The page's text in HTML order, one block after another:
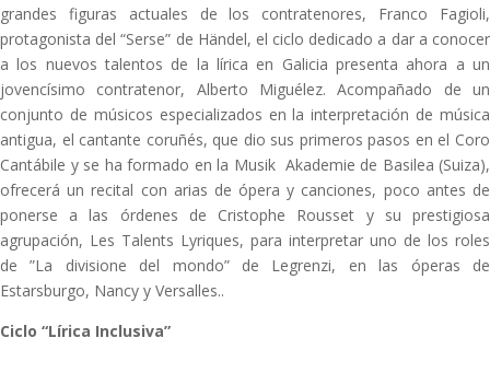
grandes figuras actuales de los contratenores, Franco Fagioli,
protagonista del “Serse” de Händel, el ciclo dedicado a dar a conocer
a los nuevos talentos de la lírica en Galicia presenta ahora a un
jovencísimo contratenor, Alberto Miguélez. Acompañado de un
conjunto de músicos especializados en la interpretación de música
antigua, el cantante coruñés, que dio sus primeros pasos en el Coro
Cantábile y se ha formado en la Musik Akademie de Basilea (Suiza),
ofrecerá un recital con arias de ópera y canciones, poco antes de
ponerse a las órdenes de Cristophe Rousset y su prestigiosa
agrupación, Les Talents Lyriques, para interpretar uno de los roles
de ”La divisione del mondo” de Legrenzi, en las óperas de
Estarsburgo, Nancy y Versalles..
Ciclo “Lírica Inclusiva”